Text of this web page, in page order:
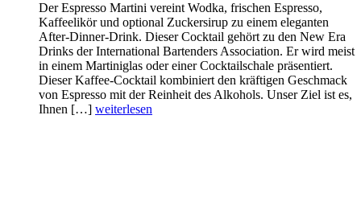
Der Espresso Martini vereint Wodka, frischen Espresso,
Kaffeelikör und optional Zuckersirup zu einem eleganten
After-Dinner-Drink. Dieser Cocktail gehört zu den New Era
Drinks der International Bartenders Association. Er wird meist
in einem Martiniglas oder einer Cocktailschale präsentiert.
Dieser Kaffee-Cocktail kombiniert den kräftigen Geschmack
von Espresso mit der Reinheit des Alkohols. Unser Ziel ist es,
Ihnen […] weiterlesen